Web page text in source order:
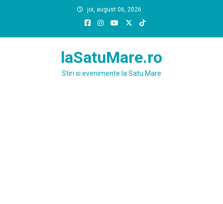
joi, august 06, 2026
laSatuMare.ro
Stiri si evenimente la Satu Mare